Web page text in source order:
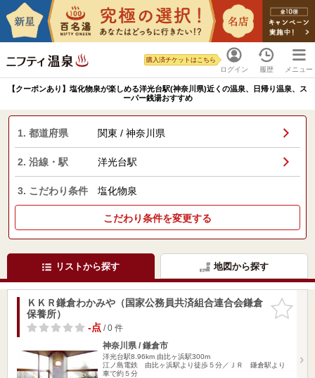
ログイン
購入済チケットはこちら
履歴 メニュー
【クーポンあり】塩化物泉が楽しめる洋光台駅(神奈川県)近くの温泉、日帰り温泉、ス
ーパー銭湯おすすめ
1. 都道府県 関東 / 神奈川県
2. 沿線・駅 洋光台駅
3. こだわり条件 塩化物泉
こだわり条件を変更する
リストから探す 地図から探す
お気に入
りに追加
ＫＫＲ鎌倉わかみや（国家公務員共済組合連合会鎌倉
保養所）
-点/ 0 件
神奈川県 / 鎌倉市
洋光台駅8.96km 由比ヶ浜駅300m
江ノ島電鉄 由比ヶ浜駅より徒歩５分／ＪＲ 鎌倉駅より
車で約５分